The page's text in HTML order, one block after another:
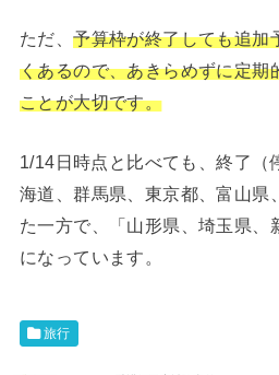
ただ、予算枠が終了しても追加
くあるので、あきらめずに定期
ことが大切です。
1/14日時点と比べても、終了（
海道、群馬県、東京都、富山県
た一方で、「山形県、埼玉県、
になっています。
旅行